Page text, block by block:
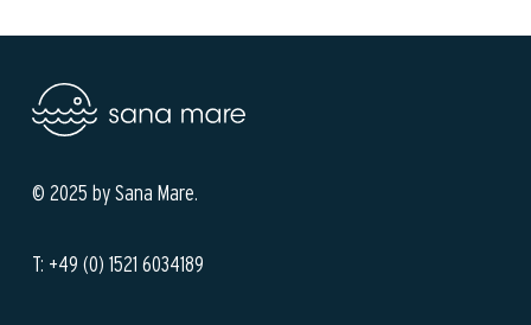
© 2025 by Sana Mare.
T: +49 (0) 1521 6034189